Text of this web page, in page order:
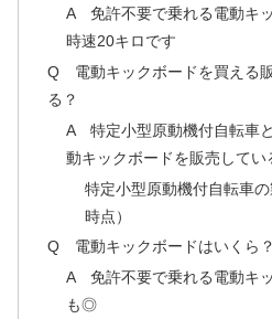
A 免許不要で乗れる電動キ
時速20キロです
Q 電動キックボードを買える
る？
A 特定小型原動機付自転車
動キックボードを販売してい
特定小型原動機付自転車
時点）
Q 電動キックボードはいくら？
A 免許不要で乗れる電動キ
も◎